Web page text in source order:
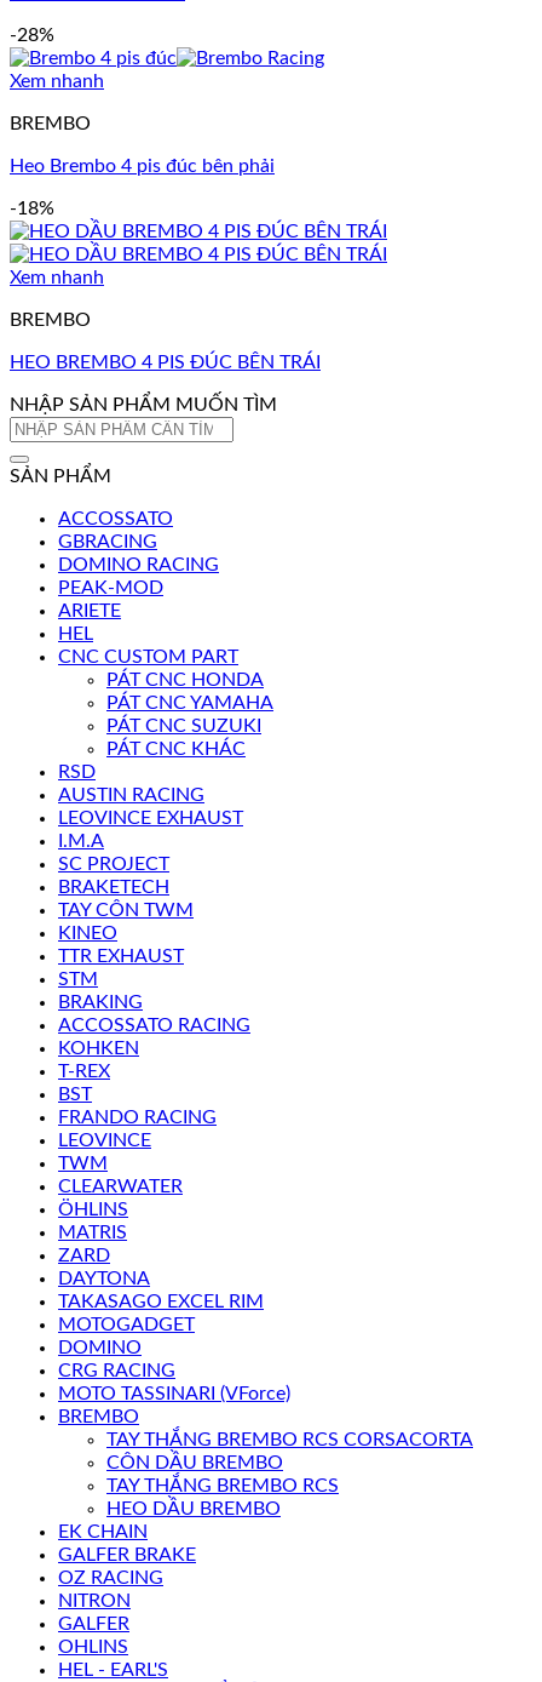
-28%
Xem nhanh
BREMBO
Heo Brembo 4 pis đúc bên phải
-18%
Xem nhanh
BREMBO
HEO BREMBO 4 PIS ĐÚC BÊN TRÁI
NHẬP SẢN PHẨM MUỐN TÌM
Tìm
SẢN PHẨM
ACCOSSATO
GBRACING
DOMINO RACING
PEAK-MOD
ARIETE
HEL
CNC CUSTOM PART
PÁT CNC HONDA
PÁT CNC YAMAHA
PÁT CNC SUZUKI
PÁT CNC KHÁC
RSD
AUSTIN RACING
LEOVINCE EXHAUST
I.M.A
SC PROJECT
BRAKETECH
TAY CÔN TWM
KINEO
TTR EXHAUST
STM
BRAKING
ACCOSSATO RACING
KOHKEN
T-REX
BST
FRANDO RACING
LEOVINCE
TWM
CLEARWATER
ÖHLINS
MATRIS
ZARD
DAYTONA
TAKASAGO EXCEL RIM
MOTOGADGET
DOMINO
CRG RACING
MOTO TASSINARI (VForce)
BREMBO
TAY THẮNG BREMBO RCS CORSACORTA
CÔN DẦU BREMBO
TAY THẮNG BREMBO RCS
HEO DẦU BREMBO
EK CHAIN
GALFER BRAKE
OZ RACING
NITRON
GALFER
OHLINS
HEL - EARL'S